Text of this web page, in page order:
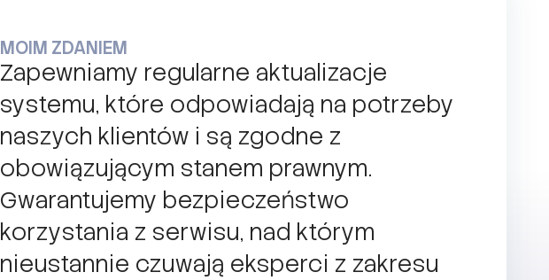
MOIM ZDANIEM
Zapewniamy regularne aktualizacje
systemu, które odpowiadają na potrzeby
naszych klientów i są zgodne z
obowiązującym stanem prawnym.
Gwarantujemy bezpieczeństwo
korzystania z serwisu, nad którym
nieustannie czuwają eksperci z zakresu